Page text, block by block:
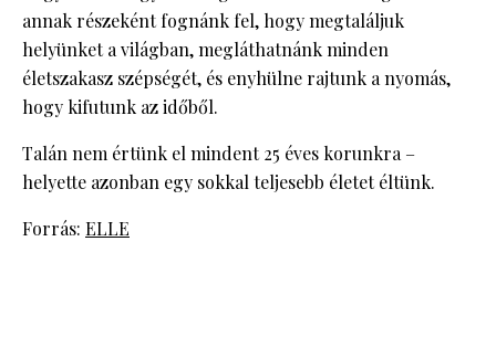
annak részeként fognánk fel, hogy megtaláljuk
helyünket a világban, megláthatnánk minden
életszakasz szépségét, és enyhülne rajtunk a nyomás,
hogy kifutunk az időből.
Talán nem értünk el mindent 25 éves korunkra –
helyette azonban egy sokkal teljesebb életet éltünk.
Forrás: ELLE